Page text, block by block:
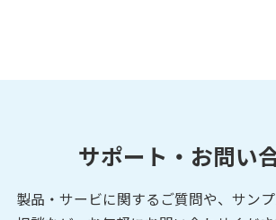
サポート・お問い
製品・サービに関するご質問や、サン